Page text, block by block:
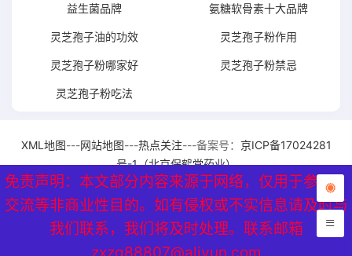
免责声明：本文部分内容来源于网络，仅用于参考、
交流等非商业性目的。如有侵权或不实信息请及时与
我们联系，我们将及时处理。联系邮箱
益生菌品牌 氨糖软骨素十大品牌
灵芝孢子油的功效 灵芝孢子粉作用
灵芝孢子粉哪家好 灵芝孢子粉禁忌
灵芝孢子粉吃法
XML地图---网站地图---热点关注---备案号： 京ICP备17024281
号-1（北京保鹤堂药业）
免责声明：本文部分内容来源于网络，仅用于参考、
交流等非商业性目的。如有侵权或不实信息请及时与
我们联系，我们将及时处理。联系邮箱